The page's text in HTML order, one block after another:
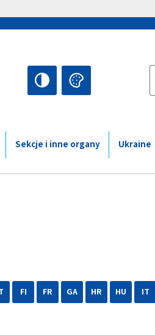
Sekcje i inne organy Ukraine
FI FR GA HR HU IT